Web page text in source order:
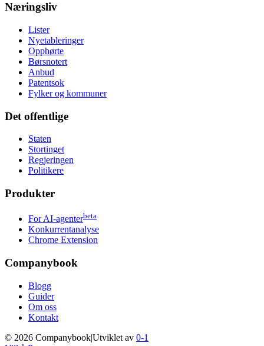
Næringsliv
Lister
Nyetableringer
Opphørte
Børsnotert
Anbud
Patentsok
Fylker og kommuner
Det offentlige
Staten
Stortinget
Regjeringen
Politikere
Produkter
For AI-agenterbeta
Konkurrentanalyse
Chrome Extension
Companybook
Blogg
Guider
Om oss
Kontakt
© 2026 Companybook|Utviklet av 0-1